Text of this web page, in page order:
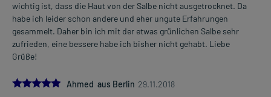
Eine vom Arzt verordnete Dosierung kann von den Angaben der
Packungsbeilage abweichen. Da der Arzt sie individuell abstimmt,
sollten Sie das Arzneimittel daher nach seinen Anweisungen
anwenden.
Gegenanzeigen:
wichtig ist, dass die Haut von der Salbe nicht ausgetrocknet. Da
habe ich leider schon andere und eher ungute Erfahrungen
gesammelt. Daher bin ich mit der etwas grünlichen Salbe sehr
zufrieden, eine bessere habe ich bisher nicht gehabt. Liebe
Grüße!
5.0Ahmed aus Berlin 29.11.2018